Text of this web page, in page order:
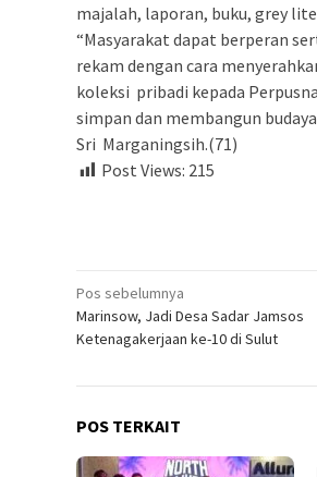
majalah, laporan, buku, grey
“Masyarakat dapat berperan
rekam dengan cara
koleksi pribadi kepada
simpan dan membangun
Sri Marganingsih.(71)
Post Views: 215
Navigasi
pos
Pos sebelumnya
Marinsow, Jadi Desa Sadar Jamsos
Ketenagakerjaan ke-10 di Sulut
POS TERKAIT